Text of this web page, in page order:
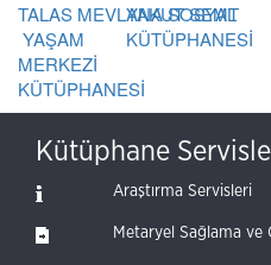
TALAS MEVLANA SOSYAL
YAŞAM
MERKEZİ
KÜTÜPHANESİ
YAKUT SEMT
KÜTÜPHANESİ
Kütüphane
Araştırma Servisleri
Metaryel Sağlama ve